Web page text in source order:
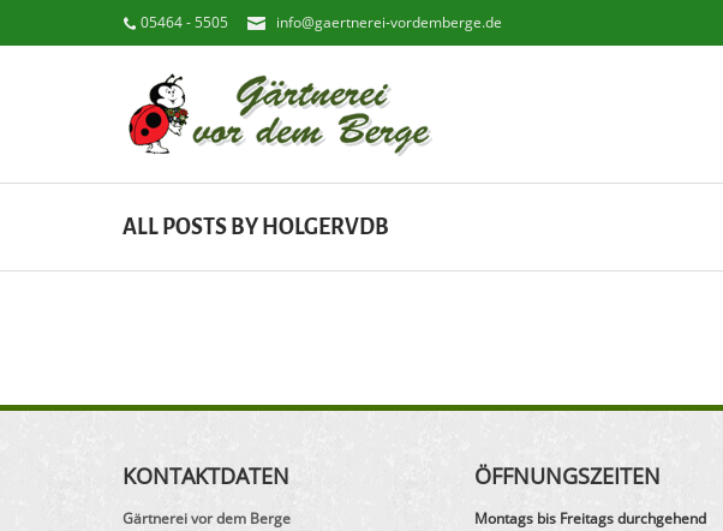
05464 - 5505 info@gaertnerei-vordemberge.de
ALL POSTS BY HOLGERVDB
KONTAKTDATEN
Gärtnerei vor dem Berge
ÖFFNUNGSZEITEN
Montags bis Freitags durchgehend